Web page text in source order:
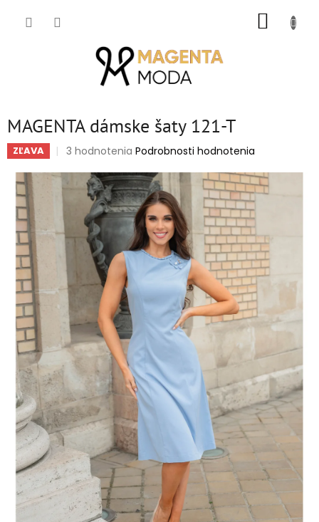
MAGENTA dámske šaty 121-T
ZĽAVA
Priemerné
produktu
hviezdičiek.
3 hodnotenia Podrobnosti hodnotenia